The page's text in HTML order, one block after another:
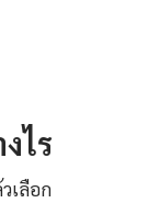
ไร
เลือก